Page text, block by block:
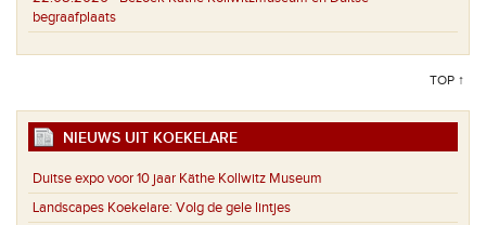
begraafplaats
TOP ↑
NIEUWS UIT KOEKELARE
Duitse expo voor 10 jaar Käthe Kollwitz Museum
Landscapes Koekelare: Volg de gele lintjes